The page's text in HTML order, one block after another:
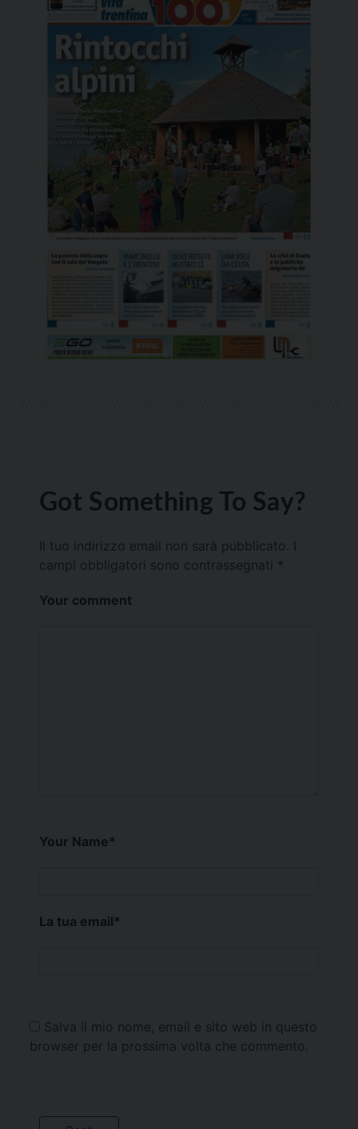
Got Something To Say?
Il tuo indirizzo email non sarà pubblicato.
campi obbligatori sono contrassegnati *
Your comment
Your Name*
La tua email*
Salva il mio nome, email e sito web in questo
browser per la prossima volta che commento.